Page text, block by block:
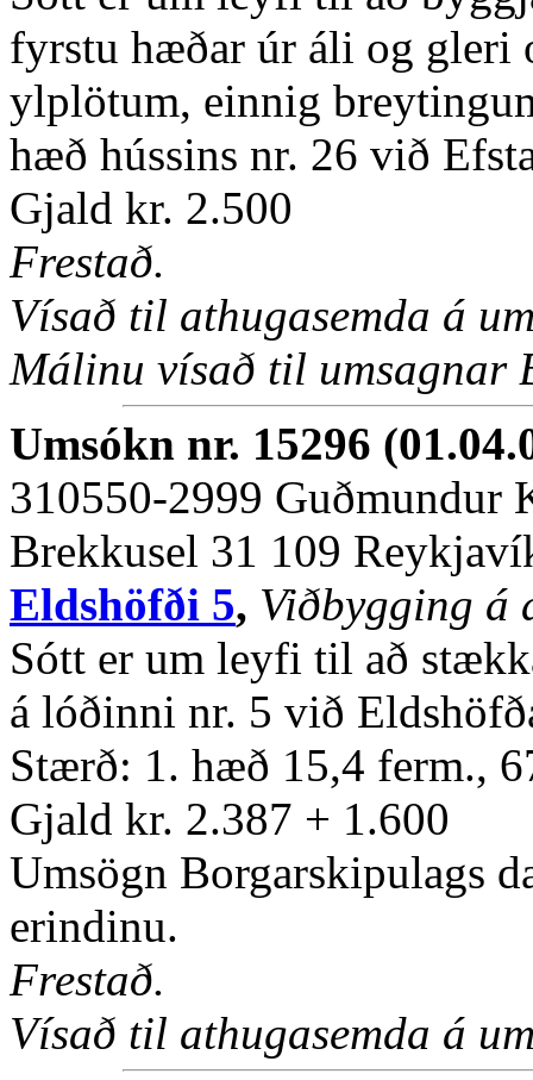
fyrstu hæðar úr áli og gleri
ylplötum, einnig
hæð hússins nr. 26 við
Gjald kr. 2.500
Frestað.
Vísað til athugasemda á
Málinu vísað til umsagnar
Umsókn nr. 15296
310550-2999 Guðmundur
Brekkusel 31 109
Eldshöfði 5, Viðbygging á
Sótt er um leyfi til að
á lóðinni nr. 5 við
Stærð: 1. hæð 15,4 ferm.,
Gjald kr. 2.387 + 1.600
Umsögn Borgarskipulags
erindinu.
Frestað.
Vísað til athugasemda á